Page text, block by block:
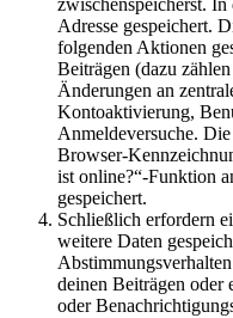
zwischenspeicherst.
Adresse gespeichert.
folgenden Aktionen
Beiträgen (dazu
Änderungen an
Kontoaktivierung,
Anmeldeversuche.
Browser-
ist online?“-Funktion
gespeichert.
Schließlich erfordern
weitere Daten
deinen Beiträgen oder
oder